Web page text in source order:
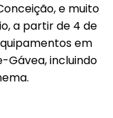
e muito
a partir de 4 de
em
Gávea, incluindo